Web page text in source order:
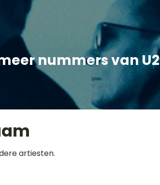
nummers van U2
artiesten.